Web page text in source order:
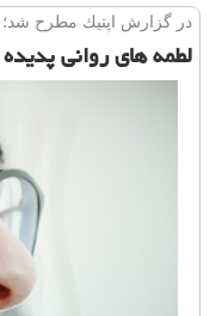
در گزارش اپتیك مطرح شد؛
لطمه های روانی